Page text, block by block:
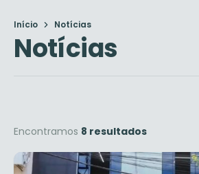
Início Notícias
Notícias
Encontramos 8 resultados